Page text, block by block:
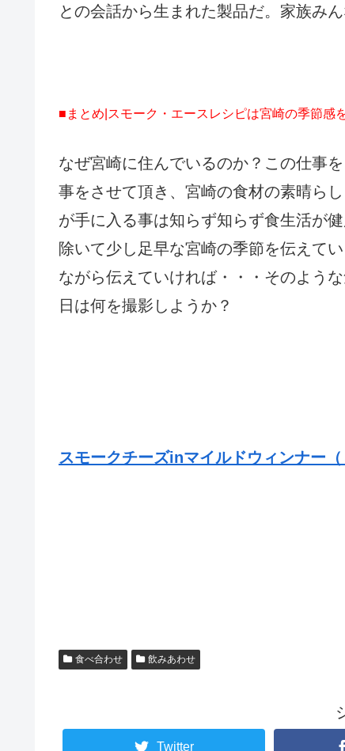
との会話から生まれた製品だ。家族み
■まとめ|スモーク・エースレシピは宮崎の季節感
なぜ宮崎に住んでいるのか？この仕事
事をさせて頂き、宮崎の食材の素晴ら
が手に入る事は知らず知らず食生活が
除いて少し足早な宮崎の季節を伝えて
ながら伝えていければ・・・そのよう
日は何を撮影しようか？
スモークチーズinマイルドウィンナー
食べ合わせ 飲みあわせ
Twitter